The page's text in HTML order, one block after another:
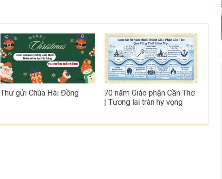
Thư gửi Chúa Hài Đồng
70 năm Giáo phận Cần Thơ
| Tương lai tràn hy vọng